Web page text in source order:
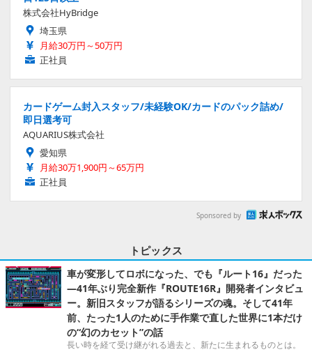
株式会社HyBridge
埼玉県
月給30万円～50万円
正社員
カードゲーム封入スタッフ/未経験OK/カードのパック詰め/
即日選考可
AQUARIUS株式会社
愛知県
月給30万1,900円～65万円
正社員
Sponsored by
トピックス
車が変形してロボになった、でも『ルート16』だった
―41年ぶり完全新作『ROUTE16R』開発者インタビュ
ー。新旧スタッフが語るシリーズの魂。そして41年
前、たった1人のために手作業で直した世界に1本だけ
の“幻のカセット”の話
長い時を経て受け継がれる過去と、新たに生まれるものとは。